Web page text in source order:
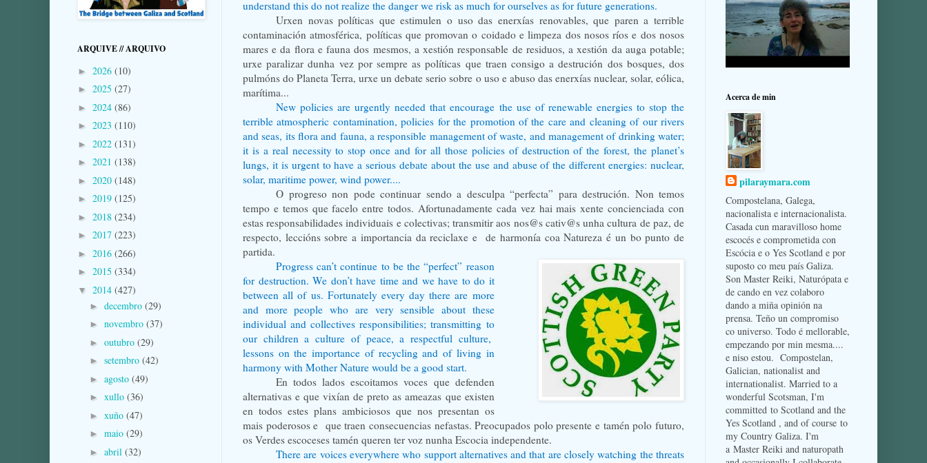
understand this do not realize the danger we risk as much for ourselves as for future generations.
Urxen novas políticas que estimulen o uso das enerxías renovables, que paren a terrible
contaminación atmosférica, políticas que promovan o coidado e limpeza dos nosos ríos e dos nosos
mares e da flora e fauna dos mesmos, a xestión responsable de residuos, a xestión da auga potable;
urxe paralizar dunha vez por sempre as políticas que traen consigo a destrución dos bosques, dos
pulmóns do Planeta Terra, urxe un debate serio sobre o uso e abuso das enerxías nuclear, solar, eólica,
marítima...
New policies are urgently needed that encourage the use of renewable energies to stop the
terrible atmospheric contamination, policies for the promotion of the care and cleaning of our rivers
and seas, its flora and fauna, a responsible management of waste, and management of drinking water;
it is a real necessity to stop once and for all those policies of destruction of the forest, the planet’s
lungs, it is urgent to have a serious debate about the use and abuse of the different energies: nuclear,
solar, maritime power, wind power....
O progreso non pode continuar sendo a desculpa “perfecta” para destrución. Non temos
tempo e temos que facelo entre todos. Afortunadamente cada vez hai mais xente concienciada con
estas responsabilidades individuais e colectivas; transmitir aos nos@s cativ@s unha cultura de paz, de
respecto, leccións sobre a importancia da reciclaxe e
de harmonía coa Natureza é un bo punto de
partida.
Progress can’t continue to be the “perfect” reason
for destruction. We don’t have time and we have to do it
between all of us. Fortunately every day there are more
and more people who are very sensible about these
individual and collectives responsibilities; transmitting to
our children a culture of peace, a respectful culture,
lessons on the importance of recycling and of living in
harmony with Mother Nature would be a good start.
En todos lados escoitamos voces que defenden
alternativas e que vixían de preto as ameazas que existen
en todos estes plans ambiciosos que nos presentan os
mais poderosos e que traen consecuencias nefastas. Preocupados polo presente e tamén polo futuro,
os Verdes escoceses tamén queren ter voz nunha Escocia independente.
There are voices everywhere who support alternatives and that are closely watching the threats
ARQUIVE // ARQUIVO
► 2026 (10)
► 2025 (27)
► 2024 (86)
► 2023 (110)
► 2022 (131)
► 2021 (138)
► 2020 (148)
► 2019 (125)
► 2018 (234)
► 2017 (223)
► 2016 (266)
► 2015 (334)
▼ 2014 (427)
► decembro (29)
► novembro (37)
► outubro (29)
► setembro (42)
► agosto (49)
► xullo (36)
► xuño (47)
► maio (29)
► abril (32)
Acerca de min
pilaraymara.com
Compostelana, Galega,
nacionalista e internacionalista.
Casada cun maravilloso home
escocés e comprometida con
Escócia e o Yes Scotland e por
suposto co meu país Galiza.
Son Master Reiki, Naturópata e
de cando en vez colaboro
dando a miña opinión na
prensa. Teño un compromiso
co universo. Todo é mellorable,
empezando por min mesma....
e niso estou. Compostelan,
Galician, nationalist and
internationalist. Married to a
wonderful Scotsman, I'm
committed to Scotland and the
Yes Scotland , and of course to
my Country Galiza. I'm
a Master Reiki and naturopath